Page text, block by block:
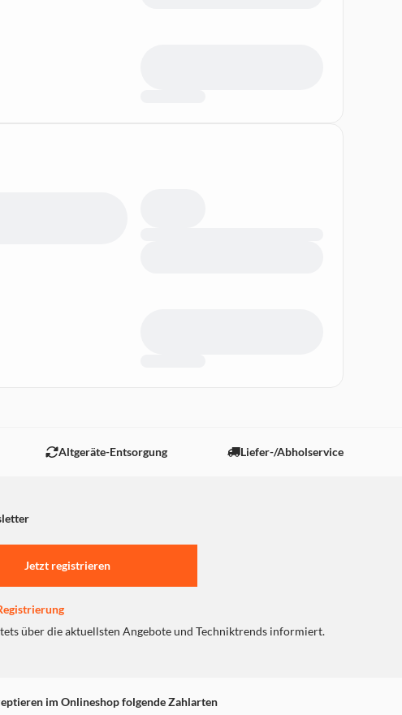
Altgeräte-Entsorgung Liefer-/Abholservice
Jetzt registrieren
über die aktuellsten Angebote und Techniktrends informiert.
im Onlineshop folgende Zahlarten